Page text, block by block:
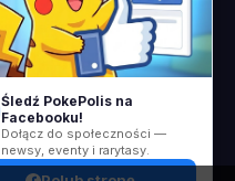
Pokédex
Ewolucje
Eevee
Kolekcje
Kolorowanki
Kontakt
Wsparcie
Polub nas
Śledź PokePolis na
Facebooku!
Dołącz do społeczności —
newsy, eventy i rarytasy.